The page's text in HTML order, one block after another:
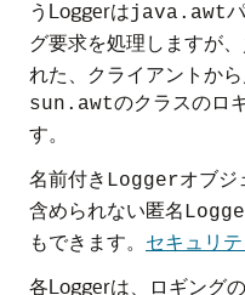
うLoggerはjava.awt
グ要求を処理しますが、
れた、クライアントか
sun.awtのクラスのロ
す。
名前付き Loggerオブジ
含められない匿名
もできます。 セキュリテ
各Loggerは、ロギング